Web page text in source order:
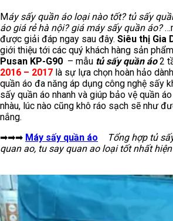
Máy sấy quần áo loại nào tốt? tủ sấy
áo giá rẻ hà nội? giá máy sấy quần áo?
được giải đáp ngay sau đây. Siêu thị Gia
giới thiệu tới các quý khách hàng sản phẩm
Pusan KP-G90 – mẫu tủ sấy quần áo 2
2016 – 2017 là sự lựa chọn hoàn hảo
quần áo đa năng áp dụng công nghệ sấy
sấy quần áo nhanh và giúp bảo vệ quần
nhàu, lúc nào cũng khô ráo sạch sẽ như
nắng.
➡➡➡ Máy sấy quần áo
Tổng hợp tủ
quan ao, tu say quan ao loại tốt nhất hiện